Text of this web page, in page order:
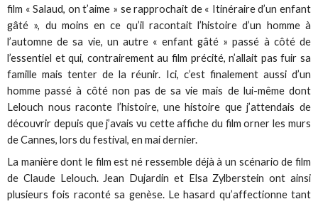
film « Salaud, on t’aime » se rapprochait de « Itinéraire d’un enfant
gâté », du moins en ce qu’il racontait l’histoire d’un homme à
l’automne de sa vie, un autre « enfant gâté » passé à côté de
l’essentiel et qui, contrairement au film précité, n’allait pas fuir sa
famille mais tenter de la réunir. Ici, c’est finalement aussi d’un
homme passé à côté non pas de sa vie mais de lui-même dont
Lelouch nous raconte l’histoire, une histoire que j’attendais de
découvrir depuis que j’avais vu cette affiche du film orner les murs
de Cannes, lors du festival, en mai dernier.
La manière dont le film est né ressemble déjà à un scénario de film
de Claude Lelouch. Jean Dujardin et Elsa Zylberstein ont ainsi
plusieurs fois raconté sa genèse. Le hasard qu’affectionne tant